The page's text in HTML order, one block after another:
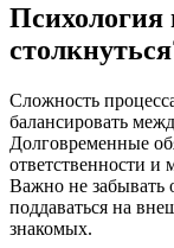
Психология
Сложность
балансировать
Долговременные
ответственности и
Важно не забывать
поддаваться на
знакомых.